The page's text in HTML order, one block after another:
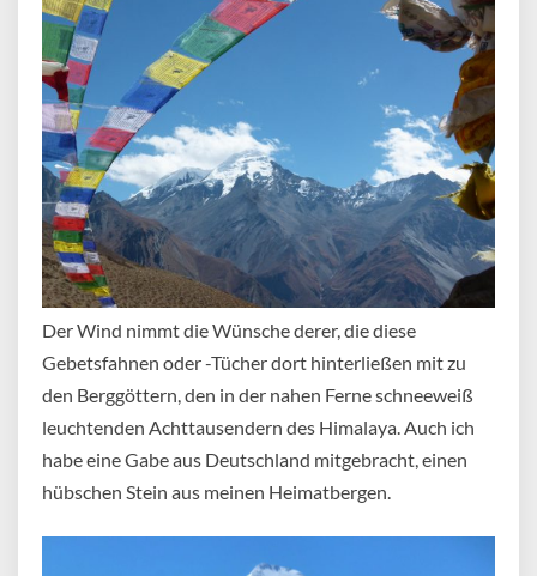
Der Wind nimmt die Wünsche derer, die diese
Gebetsfahnen oder -Tücher dort hinterließen mit zu
den Berggöttern, den in der nahen Ferne schneeweiß
leuchtenden Achttausendern des Himalaya. Auch ich
habe eine Gabe aus Deutschland mitgebracht, einen
hübschen Stein aus meinen Heimatbergen.